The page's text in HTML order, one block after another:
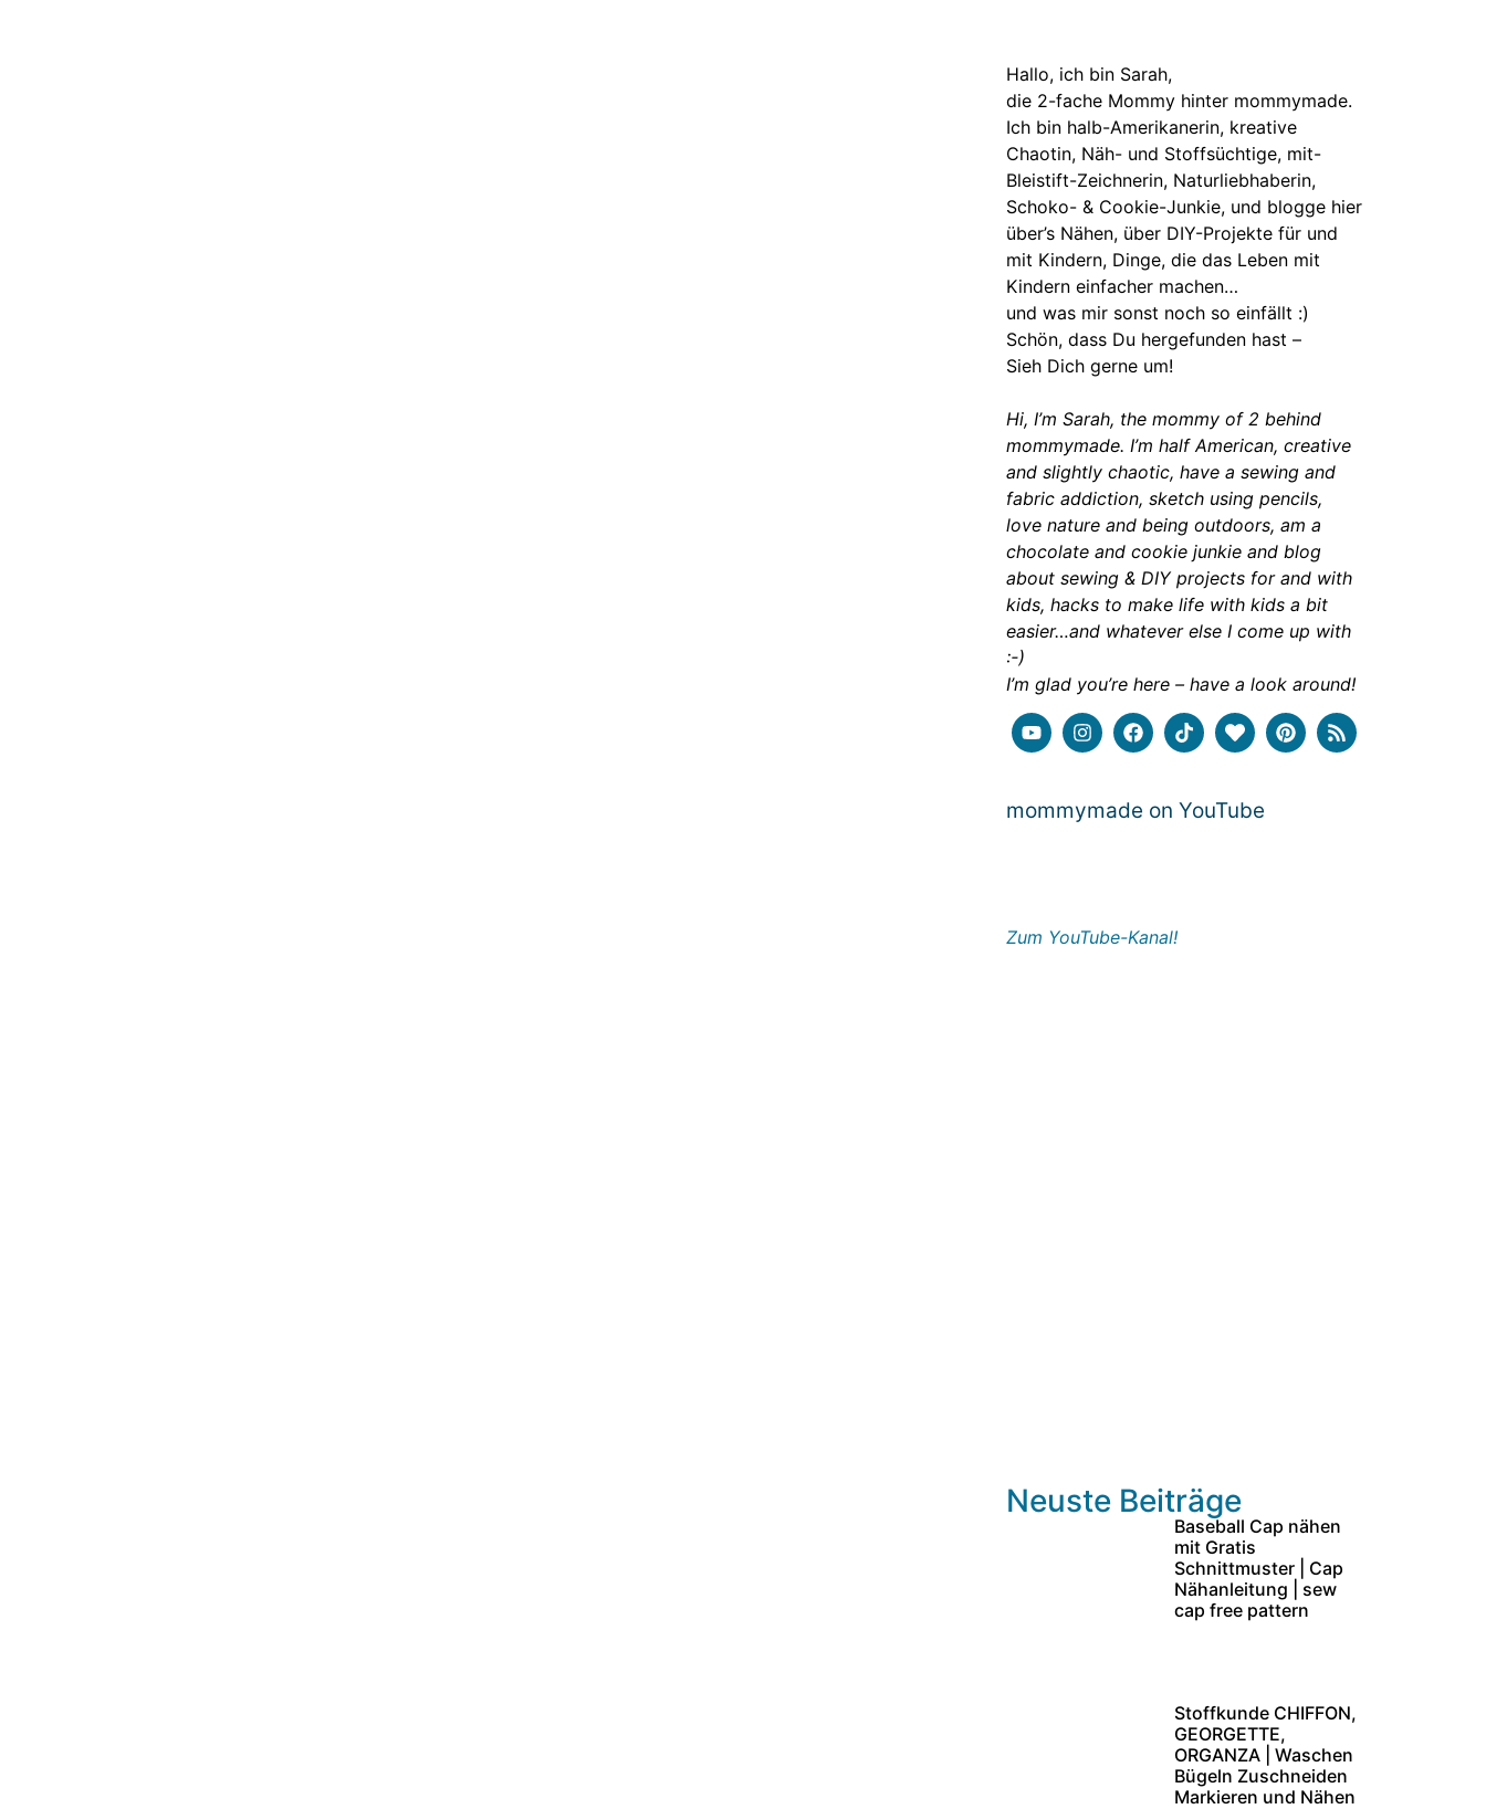
Hallo, ich bin Sarah,
die 2-fache Mommy hinter mommymade.
Ich bin halb-Amerikanerin, kreative
Chaotin, Näh- und Stoffsüchtige, mit-
Bleistift-Zeichnerin, Naturliebhaberin,
Schoko- & Cookie-Junkie, und blogge hier
über’s Nähen, über DIY-Projekte für und
mit Kindern, Dinge, die das Leben mit
Kindern einfacher machen…
und was mir sonst noch so einfällt :)
Schön, dass Du hergefunden hast –
Sieh Dich gerne um!
Hi, I’m Sarah, the mommy of 2 behind
mommymade. I’m half American, creative
and slightly chaotic, have a sewing and
fabric addiction, sketch using pencils,
love nature and being outdoors, am a
chocolate and cookie junkie and blog
about sewing & DIY projects for and with
kids, hacks to make life with kids a bit
easier…and whatever else I come up with
:-)
I’m glad you’re here – have a look around!
mommymade on YouTube
Zum YouTube-Kanal!
Neuste Beiträge
Baseball Cap nähen
mit Gratis
Schnittmuster | Cap
Nähanleitung | sew
cap free pattern
Stoffkunde CHIFFON,
GEORGETTE,
ORGANZA | Waschen
Bügeln Zuschneiden
Markieren und Nähen